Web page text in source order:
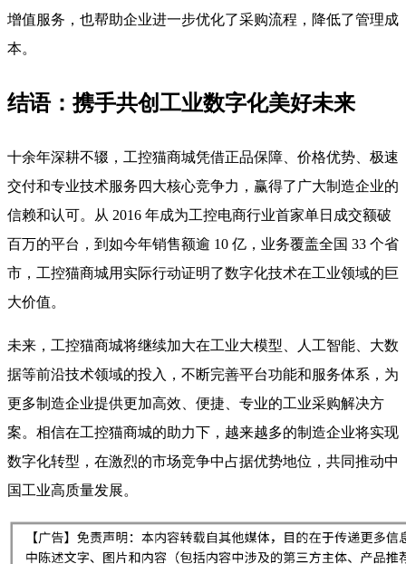
增值服务，也帮助企业进一步优化了采购流程，降低了管理成
本。
结语：携手共创工业数字化美好未来
十余年深耕不辍，工控猫商城凭借正品保障、价格优势、极速
交付和专业技术服务四大核心竞争力，赢得了广大制造企业的
信赖和认可。从 2016 年成为工控电商行业首家单日成交额破
百万的平台，到如今年销售额逾 10 亿，业务覆盖全国 33 个省
市，工控猫商城用实际行动证明了数字化技术在工业领域的巨
大价值。
未来，工控猫商城将继续加大在工业大模型、人工智能、大数
据等前沿技术领域的投入，不断完善平台功能和服务体系，为
更多制造企业提供更加高效、便捷、专业的工业采购解决方
案。相信在工控猫商城的助力下，越来越多的制造企业将实现
数字化转型，在激烈的市场竞争中占据优势地位，共同推动中
国工业高质量发展。